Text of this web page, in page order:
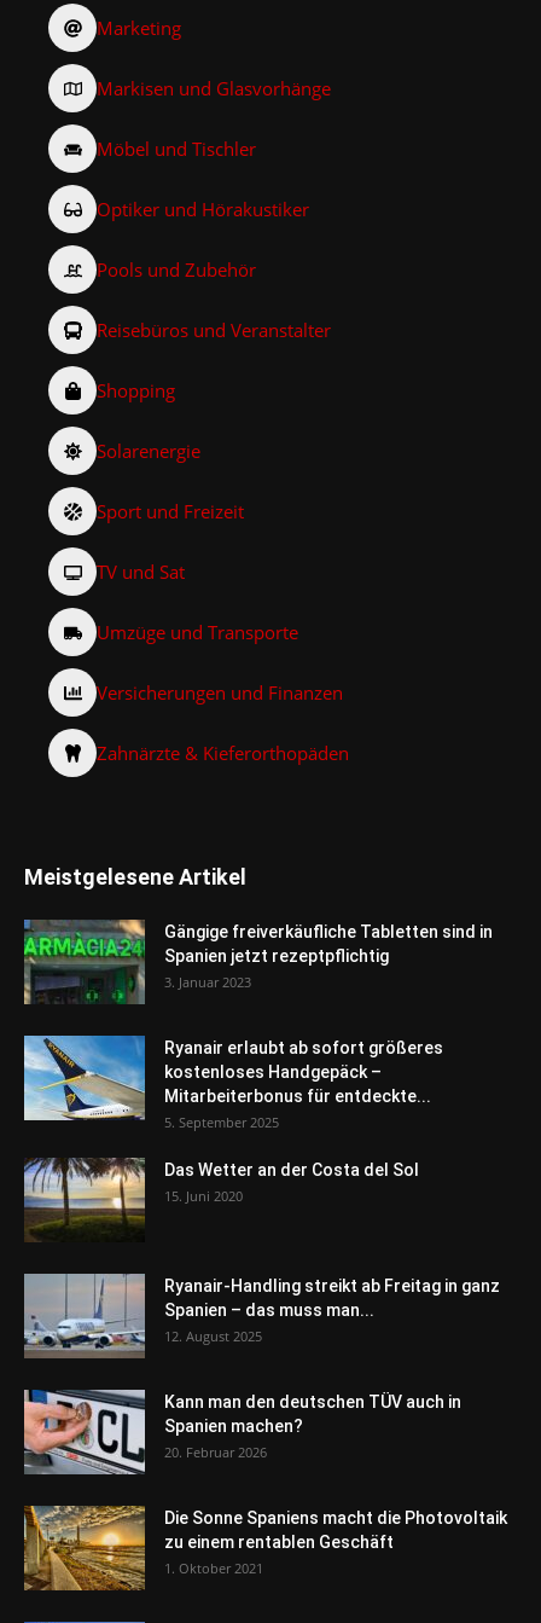
Marketing
Markisen und Glasvorhänge
Möbel und Tischler
Optiker und Hörakustiker
Pools und Zubehör
Reisebüros und Veranstalter
Shopping
Solarenergie
Sport und Freizeit
TV und Sat
Umzüge und Transporte
Versicherungen und Finanzen
Zahnärzte & Kieferorthopäden
Meistgelesene Artikel
Gängige freiverkäufliche Tabletten sind in
Spanien jetzt rezeptpflichtig
3. Januar 2023
Ryanair erlaubt ab sofort größeres
kostenloses Handgepäck –
Mitarbeiterbonus für entdeckte...
5. September 2025
Das Wetter an der Costa del Sol
15. Juni 2020
Ryanair-Handling streikt ab Freitag in ganz
Spanien – das muss man...
12. August 2025
Kann man den deutschen TÜV auch in
Spanien machen?
20. Februar 2026
Die Sonne Spaniens macht die Photovoltaik
zu einem rentablen Geschäft
1. Oktober 2021